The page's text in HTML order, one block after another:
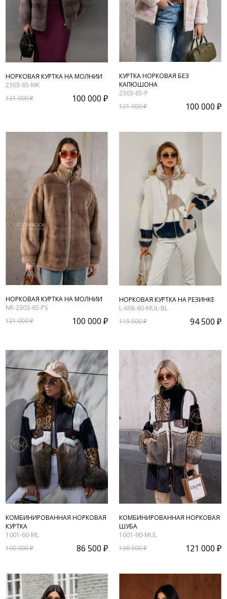
НОРКОВАЯ КУРТКА НА МОЛНИИ
2303-65-MK
121 000 ₽
100 000 ₽
КУРТКА НОРКОВАЯ БЕЗ
КАПЮШОНА
2303-65-P
121 000 ₽
100 000 ₽
НОРКОВАЯ КУРТКА НА МОЛНИИ
NR-2303-65-PS
121 000 ₽
100 000 ₽
НОРКОВАЯ КУРТКА НА РЕЗИНКЕ
L-668-60-MUL-BL
115 500 ₽
94 500 ₽
КОМБИНИРОВАННАЯ НОРКОВАЯ
КУРТКА
1001-60-ML
100 000 ₽
86 500 ₽
КОМБИНИРОВАННАЯ НОРКОВАЯ
ШУБА
1001-90-MUL
136 500 ₽
121 000 ₽